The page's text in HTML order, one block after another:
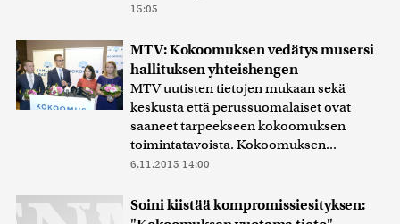
15:05
MTV: Kokoomuksen vedätys musersi
hallituksen yhteishengen
MTV uutisten tietojen mukaan sekä
keskusta että perussuomalaiset ovat
saaneet tarpeekseen kokoomuksen
toimintatavoista. Kokoomuksen...
6.11.2015 14:00
Soini kiistää kompromissiesityksen: